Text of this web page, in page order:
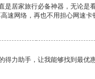
是居家旅行必备神器，无论是
速网络，再也不用担心网速卡
得力助手，让我能够找到最优